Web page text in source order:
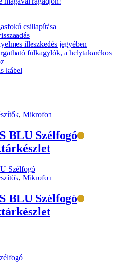
csillapítása
illeszkedés jegyében
fülkagylók, a helytakarékos
kábel
, Mikrofon
BLU Szélfogó
, Mikrofon
BLU Szélfogó